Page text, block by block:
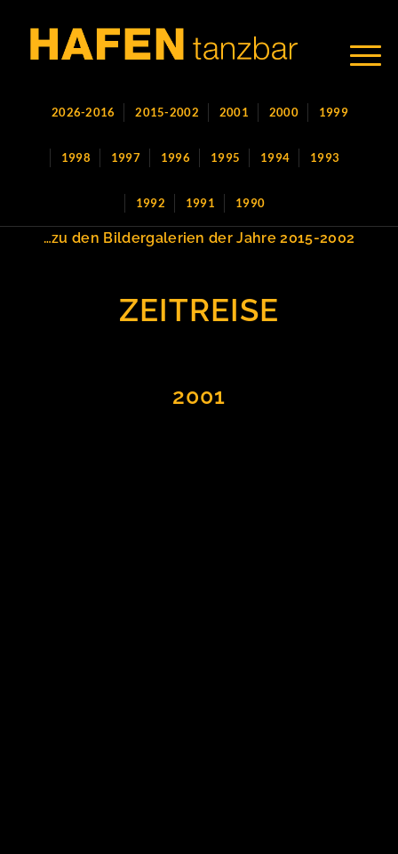
2026-2016 2015-2002 2001 2000 1999
1998 1997 1996 1995 1994 1993
1992 1991 1990
…zu den Bildergalerien der Jahre 2015-2002
ZEITREISE
2001